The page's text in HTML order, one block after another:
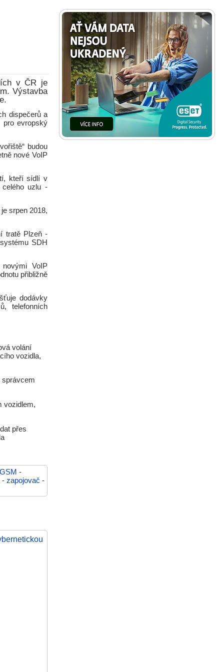
v ČR je
Výstavba
dispečerů a
pro evropský
budou
nové VoIP
kteří sídlí v
celého uzlu -
srpen 2018,
tratě Plzeň -
SDH
VoIP
přibližně
dodávky
telefonních
volání
vozidla,
správcem
vozidlem,
přes
GSM -
- zapojovač -